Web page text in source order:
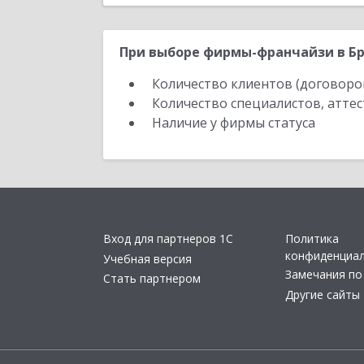
При выборе фирмы-франчайзи в
Количество клиентов
Количество специалистов,
Наличие у фирмы статуса
Вход для партнеров 1С
Учебная версия
Стать партнером
Политика
Замечания по
Другие сайты